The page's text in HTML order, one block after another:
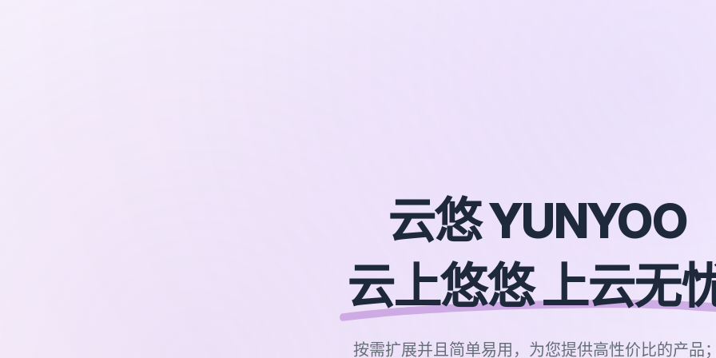
云悠 YUNYOO
云上悠悠 上云无
按需扩展并且简单易用，为您提供高性价比的产品